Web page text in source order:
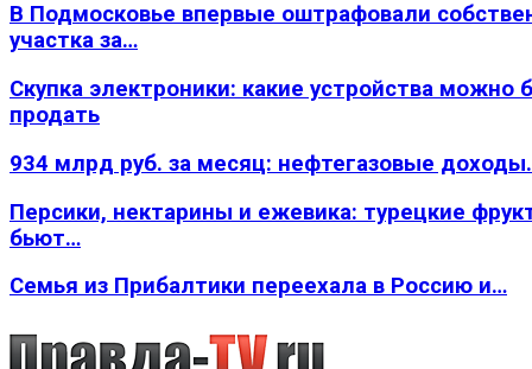
В Подмосковье впервые оштрафовали
участка за…
Скупка электроники: какие устройства можно
продать
934 млрд руб. за месяц: нефтегазовые
Персики, нектарины и ежевика: турецкие
бьют…
Семья из Прибалтики переехала в Россию и…